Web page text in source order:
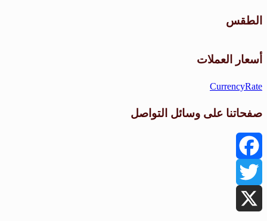
الطقس
أسعار العملات
CurrencyRate
صفحاتنا على وسائل التواصل
Facebook
Twitter